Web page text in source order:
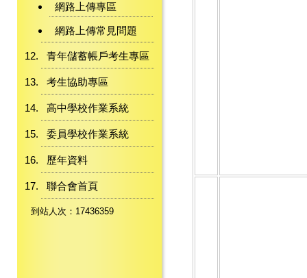
網路上傳專區
網路上傳常見問題
青年儲蓄帳戶考生專區
考生協助專區
高中學校作業系統
委員學校作業系統
歷年資料
聯合會首頁
到站人次：17436359